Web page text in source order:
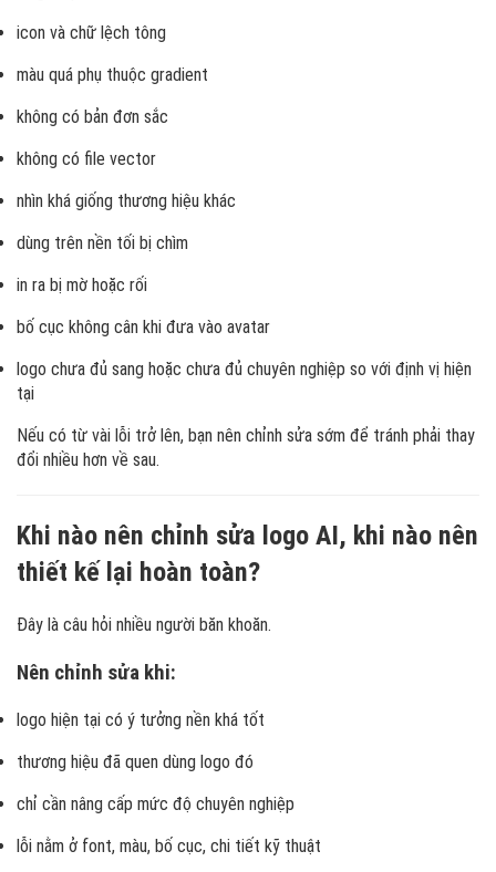
icon và chữ lệch tông
màu quá phụ thuộc gradient
không có bản đơn sắc
không có file vector
nhìn khá giống thương hiệu khác
dùng trên nền tối bị chìm
in ra bị mờ hoặc rối
bố cục không cân khi đưa vào avatar
logo chưa đủ sang hoặc chưa đủ chuyên nghiệp so với định vị hiện
tại
Nếu có từ vài lỗi trở lên, bạn nên chỉnh sửa sớm để tránh phải thay
đổi nhiều hơn về sau.
Khi nào nên chỉnh sửa logo AI, khi nào nên
thiết kế lại hoàn toàn?
Đây là câu hỏi nhiều người băn khoăn.
Nên chỉnh sửa khi:
logo hiện tại có ý tưởng nền khá tốt
thương hiệu đã quen dùng logo đó
chỉ cần nâng cấp mức độ chuyên nghiệp
lỗi nằm ở font, màu, bố cục, chi tiết kỹ thuật